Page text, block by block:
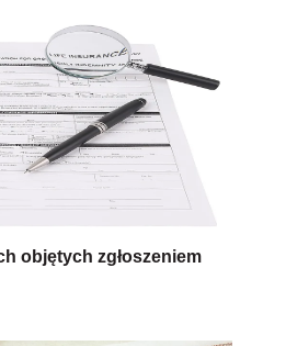
objętych zgłoszeniem